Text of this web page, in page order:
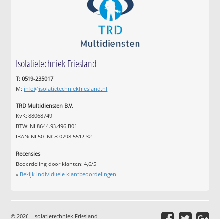
Isolatietechniek Friesland
T: 0519-235017
M: info@isolatietechniekfriesland.nl
TRD Multidiensten B.V.
KvK: 88068749
BTW: NL8644.93.496.B01
IBAN: NL50 INGB 0798 5512 32
Recensies
Beoordeling door klanten:4,6/5
» Bekijk individuele klantbeoordelingen
© 2026 - Isolatietechniek Friesland